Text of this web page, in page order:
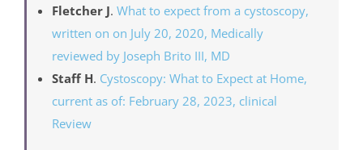
Fletcher J. What to expect from a cystoscopy,
written on on July 20, 2020, Medically
reviewed by Joseph Brito III, MD
Staff H. Cystoscopy: What to Expect at Home,
current as of: February 28, 2023, clinical
Review